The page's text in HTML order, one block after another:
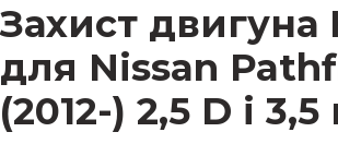
Захист
для Nissan
(2012-) 2,5 D і